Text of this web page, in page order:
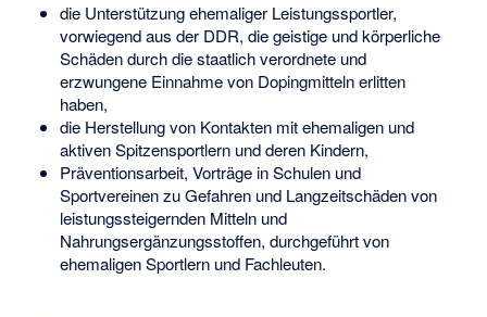
die Unterstützung ehemaliger Leistungssportler,
vorwiegend aus der DDR, die geistige und körperliche
Schäden durch die staatlich verordnete und
erzwungene Einnahme von Dopingmitteln erlitten
haben,
die Herstellung von Kontakten mit ehemaligen und
aktiven Spitzensportlern und deren Kindern,
Präventionsarbeit, Vorträge in Schulen und
Sportvereinen zu Gefahren und Langzeitschäden von
leistungssteigernden Mitteln und
Nahrungsergänzungsstoffen, durchgeführt von
ehemaligen Sportlern und Fachleuten.